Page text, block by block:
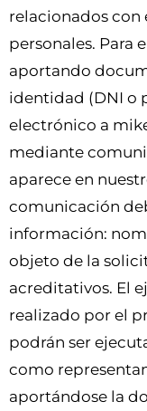
relacionados con
personales. Para
aportando
identidad (DNI o
electrónico a
mediante
aparece en
comunicación
información:
objeto de la
acreditativos. El
realizado por el
podrán ser
como
aportándose la